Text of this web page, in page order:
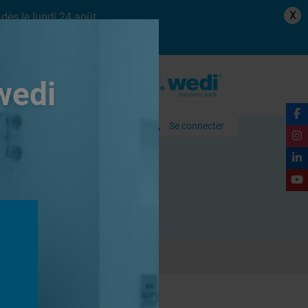
le lundi 24 août. X
Se connecter